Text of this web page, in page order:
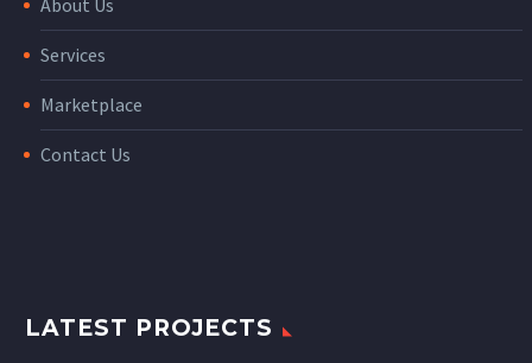
Services
Marketplace
Contact Us
LATEST PROJECTS